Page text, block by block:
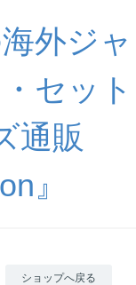
外ジャ
セット
通販
』
ショップへ戻る